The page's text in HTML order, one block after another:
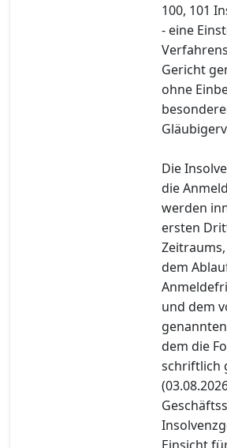
100, 101
- eine
Gericht
ohne
Die
die
werden
ersten
dem
und dem
dem die
schriftlich
Einsicht